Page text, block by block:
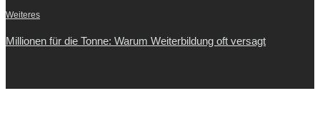
Weiteres
Millionen für die Tonne: Warum Weiterbildung oft versagt